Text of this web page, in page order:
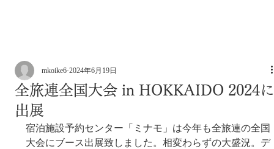
全旅連全国大会 in HOKKAIDO 2024
出展
mkoike6 2024年6月19日
宿泊施設予約センター「ミナモ」は今年も全旅連の全国
大会にブース出展致しました。相変わらずの大盛況。デ